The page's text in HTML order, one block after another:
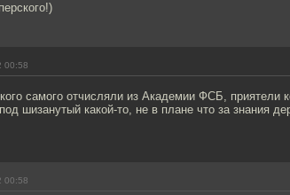
00:58
самого отчисляли из Академии ФСБ, приятели
шизанутый какой-то, не в плане что за знания
00:58